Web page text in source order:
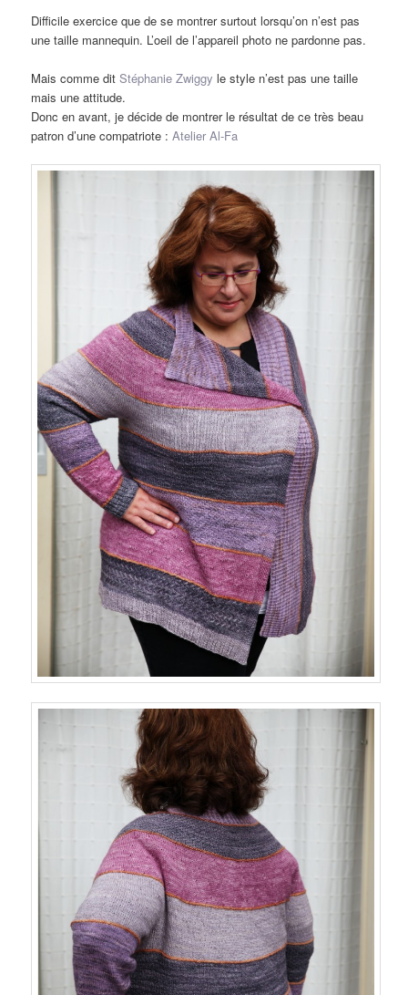
Difficile exercice que de se montrer surtout lorsqu’on n’est pas
une taille mannequin. L’oeil de l’appareil photo ne pardonne pas.
Mais comme ditStéphanie Zwiggy le style n’est pas une taille
mais une attitude.
Donc en avant, je décide de montrer le résultat de ce très beau
patron d’une compatriote :Atelier Al-Fa